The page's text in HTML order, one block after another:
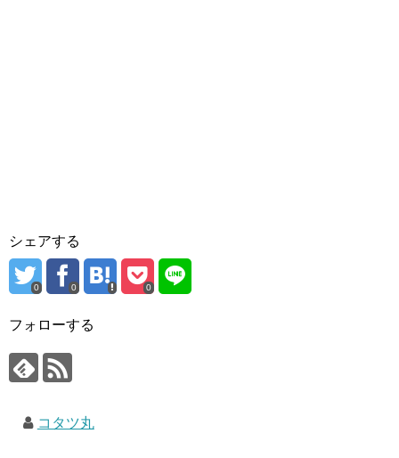
シェアする
0 0 0
フォローする
コタツ丸